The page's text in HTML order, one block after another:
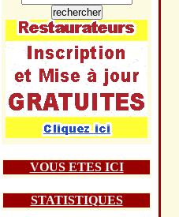
VOUS ETES ICI
STATISTIQUES